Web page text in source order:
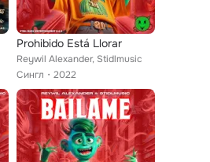
Prohibido Está Llorar
Reywil Alexander, Stidlmusic
Сингл
2022